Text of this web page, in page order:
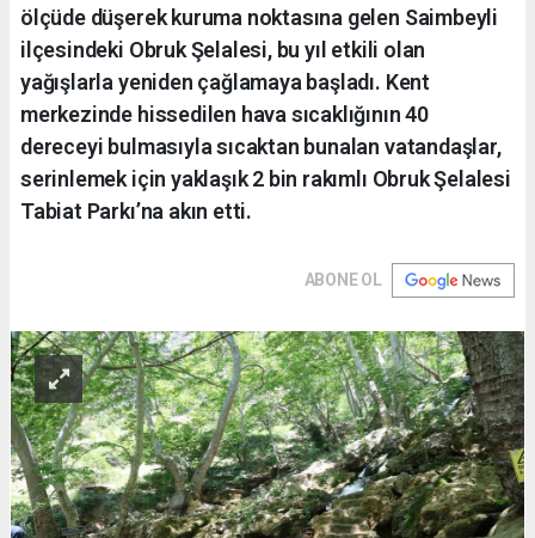
ölçüde düşerek kuruma noktasına gelen Saimbeyli
ilçesindeki Obruk Şelalesi, bu yıl etkili olan
yağışlarla yeniden çağlamaya başladı. Kent
merkezinde hissedilen hava sıcaklığının 40
dereceyi bulmasıyla sıcaktan bunalan vatandaşlar,
serinlemek için yaklaşık 2 bin rakımlı Obruk Şelalesi
Tabiat Parkı’na akın etti.
ABONE OL